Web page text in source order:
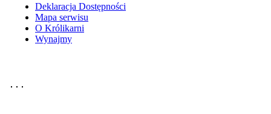
Deklaracja Dostępności
Mapa serwisu
O Królikarni
Wynajmy